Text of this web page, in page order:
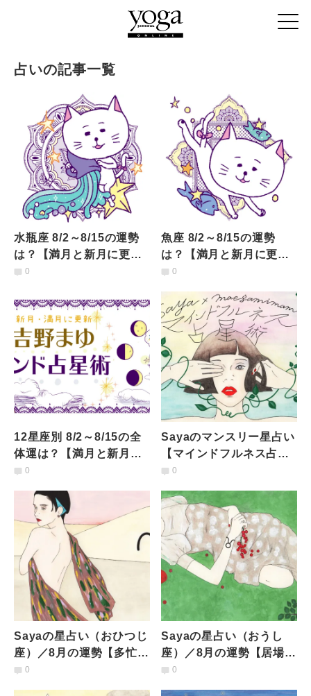
占いの記事一覧
水瓶座 8/2～8/15の運勢
は？【満月と新月に更
新！インド占星術】
0
魚座 8/2～8/15の運勢
は？【満月と新月に更
新！インド占星術】
0
12星座別 8/2～8/15の全
体運は？【満月と新月に
更新！インド占星術】
0
Sayaのマンスリー星占い
【マインドフルネス占星
術】12星座共通／8月の
0
Sayaの星占い（おひつじ
座）／8月の運勢【多忙を
極めるなか、焦りと不安
0
Sayaの星占い（おうし
座）／8月の運勢【居場所
では大混乱も。自分らし
0